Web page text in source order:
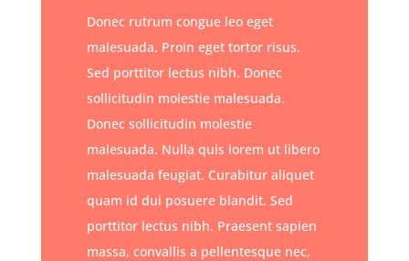
Donec rutrum congue leo eget
malesuada. Proin eget tortor risus.
Sed porttitor lectus nibh. Donec
sollicitudin molestie malesuada.
Donec sollicitudin molestie
malesuada. Nulla quis lorem ut libero
malesuada feugiat. Curabitur aliquet
quam id dui posuere blandit. Sed
porttitor lectus nibh. Praesent sapien
massa, convallis a pellentesque nec,